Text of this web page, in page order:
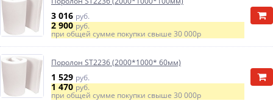
3 016 руб.
2 900руб.
при общей сумме покупки свыше 30 000р
Поролон ST2236 (2000*1000* 60мм)
1 529 руб.
1 470руб.
при общей сумме покупки свыше 30 000р